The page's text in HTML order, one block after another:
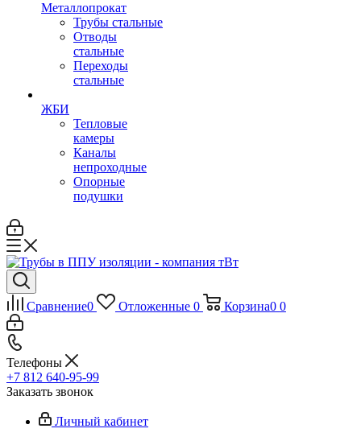
Металлопрокат
Трубы стальные
Отводы
стальные
Переходы
стальные
ЖБИ
Тепловые
камеры
Каналы
непроходные
Опорные
подушки
Сравнение0 Отложенные 0 Корзина0 0
Телефоны
+7 812 640-95-99
Заказать звонок
Личный кабинет